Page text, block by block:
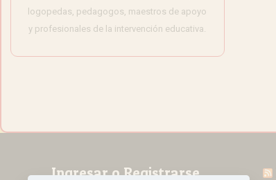
logopedas, pedagogos, maestros de apoyo
y profesionales de la intervención educativa.
Ingresar o Registrarse